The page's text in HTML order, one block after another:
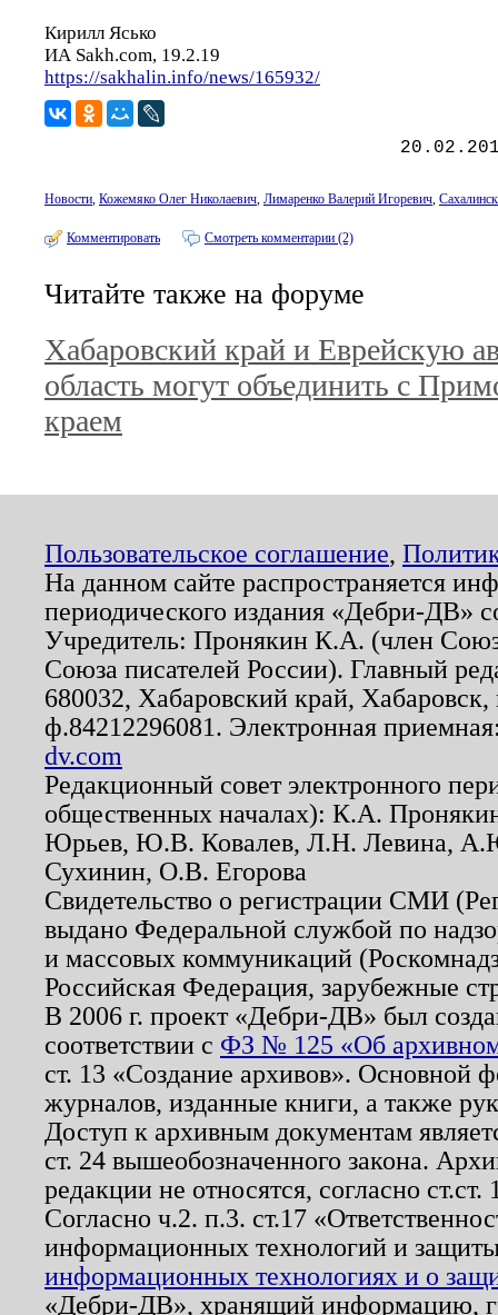
Кирилл Ясько
ИА Sakh.com, 19.2.19
https://sakhalin.info/news/165932/
Новости, Кожемяко Олег Николаевич, Лимаренко Валерий Игоревич,
Комментировать Смотреть комментарии (2)
Читайте также на форуме
Хабаровский край и Еврейскую
область могут объединить с
краем
Пользовательское соглашение,
На данном сайте распространяется
периодического издания «Дебри-ДВ»
Учредитель: Пронякин К.А. (член
Союза писателей России). Главный
680032, Хабаровский край,
ф.84212296081. Электронная
dv.com
Редакционный совет электронного
общественных началах): К.А.
Юрьев, Ю.В. Ковалев, Л.Н. Левина,
Сухинин, О.В. Егорова
Свидетельство о регистрации СМИ
выдано Федеральной службой по
и массовых коммуникаций
Российская Федерация, зарубежные
В 2006 г. проект «Дебри-ДВ» был
соответствии с ФЗ № 125 «Об
ст. 13 «Создание архивов». Основной
журналов, изданные книги, а также
Доступ к архивным документам
ст. 24 вышеобозначенного закона.
редакции не относятся, согласно
Согласно ч.2. п.3. ст.17
информационных технологий и
информационных технологиях и о
«Дебри-ДВ», хранящий информацию,